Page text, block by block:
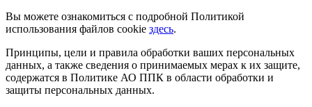
Вы можете ознакомиться с подробной Политикой
использования файлов cookie здесь.
Принципы, цели и правила обработки ваших персональных
данных, а также сведения о принимаемых мерах к их защите,
содержатся в Политике АО ППК в области обработки и
защиты персональных данных.